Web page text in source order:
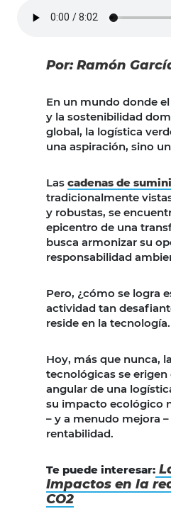
Por: Ramón
En un mundo donde
y la sostenibilidad
global, la logística
una aspiración, sino
Las cadenas de
tradicionalmente
y robustas, se
epicentro de una
busca armonizar su
responsabilidad
Pero, ¿cómo se logra
actividad tan
reside en la tecnología.
Hoy, más que nunca,
tecnológicas se
angular de una
su impacto ecológico
– y a menudo mejora
rentabilidad.
Te puede interesar:
Impactos en la
CO2